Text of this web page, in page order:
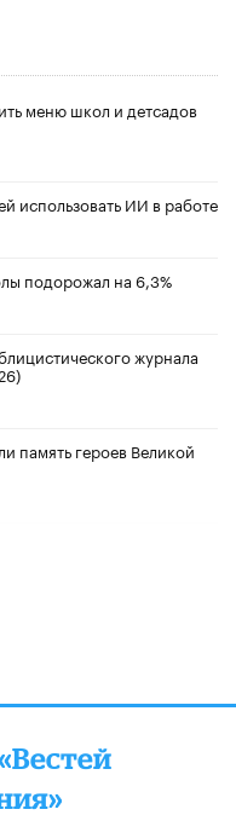
меню школ и детсадов
использовать ИИ в работе
подорожал на 6,3%
журнала
память героев Великой